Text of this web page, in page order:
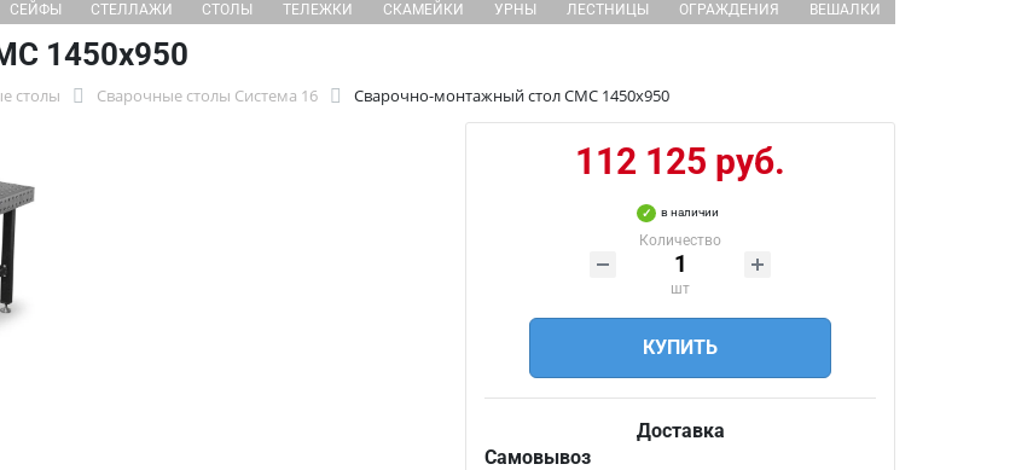
СЕЙФЫ СТЕЛЛАЖИ СТОЛЫ ТЕЛЕЖКИ СКАМЕЙКИ УРНЫ ЛЕСТНИЦЫ ОГРАЖДЕНИЯ ВЕШАЛКИ
1450х950
столы Сварочные столы Система 16 Сварочно-монтажный стол СМС 1450х950
112 125 руб.
в наличии
Количество
шт
КУПИТЬ
Доставка
Самовывоз